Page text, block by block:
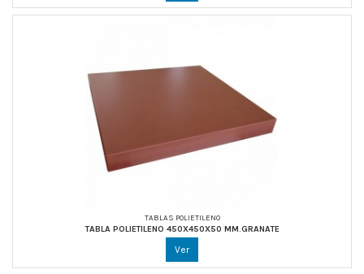
TABLAS POLIETILENO
TABLA POLIETILENO 450X450X50 MM.GRANATE
Ver